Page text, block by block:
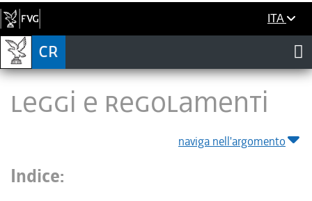
ITA
LEGGI E REGOLAMENTI
naviga nell'argomento
Indice: